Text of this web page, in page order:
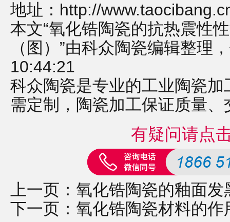
地址： http://
本文“氧化锆陶瓷的抗热震性
（图）”由科众陶瓷编辑整理
10:44:21
科众陶瓷是专业的工业陶瓷加
需定制， 陶瓷加工保证质量、
有疑问请点
上一页： 氧化锆陶瓷的釉面
下一页： 氧化锆陶瓷材料的